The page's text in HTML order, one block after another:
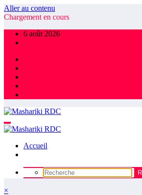
Aller au contenu
Chargement en cours
6 août 2026
Accueil
×